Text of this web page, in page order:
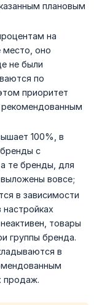
плановым
на
место, оно
не были
по
приоритет
100%, в
с
те бренды, для
вовсе;
в зависимости
настройках
товары
группы бренда.
в
продаж.